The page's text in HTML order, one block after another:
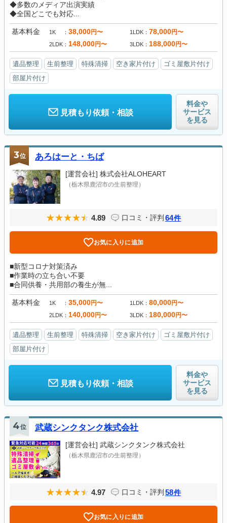
◆多数のメディア出演実績
◆全国どこでも対応...
基本料金 1K 38,000円〜 1LDK 78,000円〜
2LDK 148,000円〜 3LDK 188,000円〜
遺品整理 生前整理 特殊清掃 空き家片付け
ゴミ屋敷片付け
部屋片付け
見積もり依頼・相談
料金や
サービス
を見る
3位 あろはーと・ちば
[運営会社] 株式会社ALOHEART
（栃木県鹿沼市の生前整理）
4.89 口コミ・評判 64件
お気に入りに追加
■新型コロナ対策済み
■作業時の立ち合い不要
■合同供養・共用部の養生が無...
基本料金 1K 35,000円〜 1LDK 80,000円〜
2LDK 140,000円〜 3LDK 180,000円〜
遺品整理 生前整理 特殊清掃 空き家片付け
ゴミ屋敷片付け
部屋片付け
見積もり依頼・相談
料金や
サービス
を見る
4位 武蔵シンクタンク株式会社
[運営会社] 武蔵シンクタンク株式会社
（栃木県鹿沼市の生前整理）
4.97 口コミ・評判 58件
お気に入りに追加